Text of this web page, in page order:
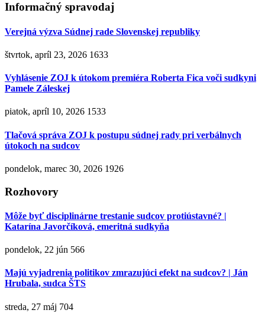
Informačný spravodaj
Verejná výzva Súdnej rade Slovenskej republiky
štvrtok, apríl 23, 2026 1633
Vyhlásenie ZOJ k útokom premiéra Roberta Fica voči sudkyni
Pamele Záleskej
piatok, apríl 10, 2026 1533
Tlačová správa ZOJ k postupu súdnej rady pri verbálnych
útokoch na sudcov
pondelok, marec 30, 2026 1926
Rozhovory
Môže byť disciplinárne trestanie sudcov protiústavné? |
Katarína Javorčíková, emeritná sudkyňa
pondelok, 22 jún 566
Majú vyjadrenia politikov zmrazujúci efekt na sudcov? | Ján
Hrubala, sudca ŠTS
streda, 27 máj 704